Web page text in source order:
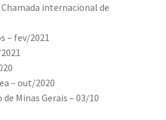
internacional de
– fev/2021
– out/2020
Minas Gerais – 03/10